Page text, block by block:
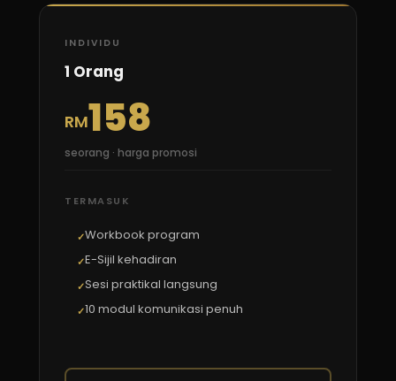
INDIVIDU
1 Orang
RM158
seorang · harga promosi
TERMASUK
Workbook program
E-Sijil kehadiran
Sesi praktikal langsung
10 modul komunikasi penuh